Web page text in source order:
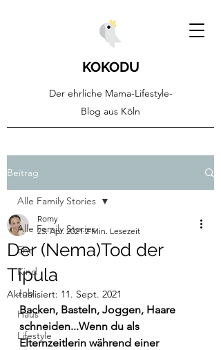
KOKODU
Der ehrliche Mama-Lifestyle-
Blog aus Köln
Beitrag
Alle Family Stories
Ehe
Kind
Job
Haus
Lifestyle
Alle Family Stories
Der (Nema)Tod der
Tipula
Romy
25. Apr. 2021 2 Min. Lesezeit
Aktualisiert: 11. Sept. 2021
Backen, Basteln, Joggen, Haare
schneiden...Wenn du als
Elternzeitlerin während einer